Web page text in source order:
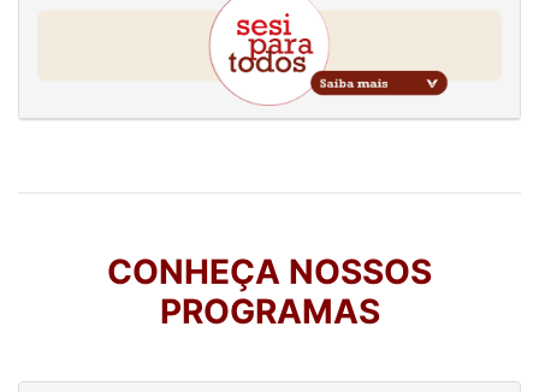
CONHEÇA NOSSOS
PROGRAMAS